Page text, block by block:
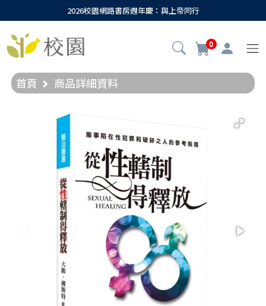
2026校園網路書房週年慶：與上帝同行
0
首頁 商品詳細資料